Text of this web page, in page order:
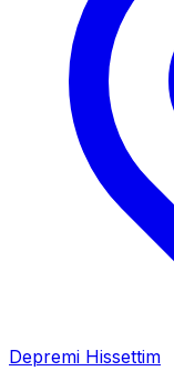
Depremi Hissettim